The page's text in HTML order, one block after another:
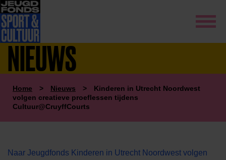
NIEUWS
Home > Nieuws >
Kinderen in Utrecht Noordwest
volgen creatieve proeflessen tijdens
Cultuur@CruyffCourts
Naar Jeugdfonds Kinderen in Utrecht Noordwest volgen